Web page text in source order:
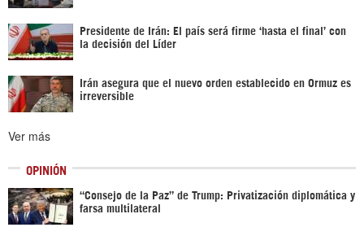
Presidente de Irán: El país será firme ‘hasta el final’ con
la decisión del Líder
Irán asegura que el nuevo orden establecido en Ormuz es
irreversible
Ver más
OPINIÓN
“Consejo de la Paz” de Trump: Privatización diplomática y
farsa multilateral